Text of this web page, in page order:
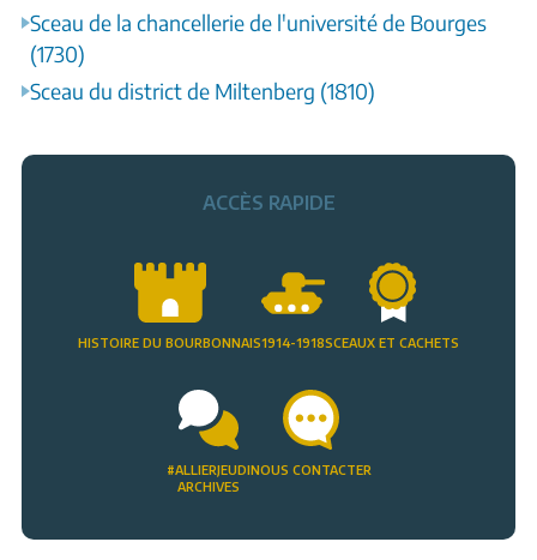
Sceau de la chancellerie de l'université de Bourges
(1730)
Sceau du district de Miltenberg (1810)
ACCÈS RAPIDE
HISTOIRE DU BOURBONNAIS1914-1918SCEAUX ET CACHETS
#ALLIERJEUDI
ARCHIVES
NOUS CONTACTER